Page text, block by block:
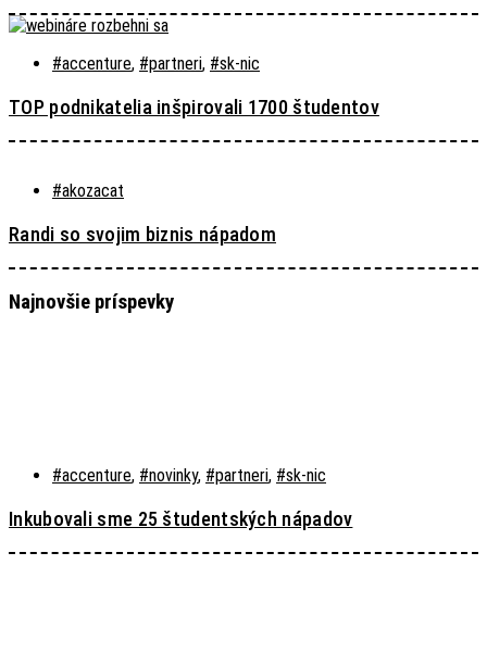
#accenture, #partneri, #sk-nic
TOP podnikatelia inšpirovali 1700 študentov
#akozacat
Randi so svojim biznis nápadom
Najnovšie príspevky
#accenture, #novinky, #partneri, #sk-nic
Inkubovali sme 25 študentských nápadov